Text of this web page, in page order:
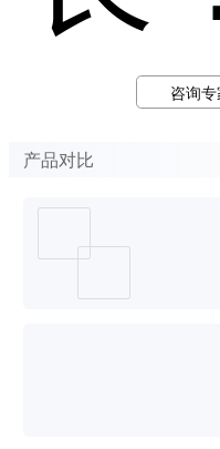
咨询
产品对比